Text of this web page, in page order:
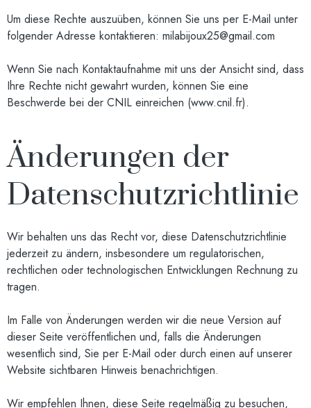
Um diese Rechte auszuüben, können Sie uns per E-Mail unter
folgender Adresse kontaktieren: milabijoux25@gmail.com
Wenn Sie nach Kontaktaufnahme mit uns der Ansicht sind, dass
Ihre Rechte nicht gewahrt wurden, können Sie eine
Beschwerde bei der CNIL einreichen (www.cnil.fr).
Änderungen der
Datenschutzrichtlinie
Wir behalten uns das Recht vor, diese Datenschutzrichtlinie
jederzeit zu ändern, insbesondere um regulatorischen,
rechtlichen oder technologischen Entwicklungen Rechnung zu
tragen.
Im Falle von Änderungen werden wir die neue Version auf
dieser Seite veröffentlichen und, falls die Änderungen
wesentlich sind, Sie per E-Mail oder durch einen auf unserer
Website sichtbaren Hinweis benachrichtigen.
Wir empfehlen Ihnen, diese Seite regelmäßig zu besuchen,